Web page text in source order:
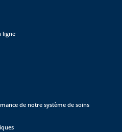
ligne
de notre système de soins